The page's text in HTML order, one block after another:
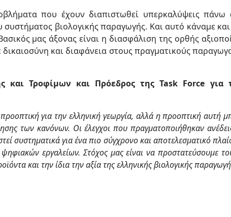
που έχουν διαπιστωθεί υπερκαλύψεις
βιολογικής παραγωγής. Και αυτό κάναμε
μας άξονας είναι η διασφάλιση της ορθής
δικαιοσύνη και διαφάνεια στους πραγματικούς
και Τροφίμων και Πρόεδρος της Task Force για
για την ελληνική γεωργία, αλλά η προοπτική αυτή
των κανόνων. Οι έλεγχοι που πραγματοποιήθηκαν
συστηματικά για ένα πιο σύγχρονο και αποτελεσματικό
ψηφιακών εργαλείων. Στόχος μας είναι να προστατεύσουμε
και τηνίδια την αξία της ελληνικής βιολογικής